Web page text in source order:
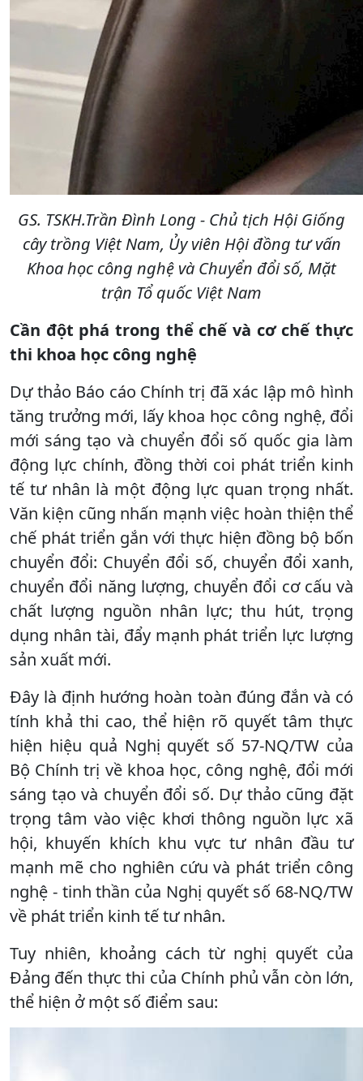
GS. TSKH.Trần Đình Long - Chủ tịch Hội Giống
cây trồng Việt Nam, Ủy viên Hội đồng tư vấn
Khoa học công nghệ và Chuyển đổi số, Mặt
trận Tổ quốc Việt Nam
Cần đột phá trong thể chế và cơ chế thực
thi khoa học công nghệ
Dự thảo Báo cáo Chính trị đã xác lập mô hình
tăng trưởng mới, lấy khoa học công nghệ, đổi
mới sáng tạo và chuyển đổi số quốc gia làm
động lực chính, đồng thời coi phát triển kinh
tế tư nhân là một động lực quan trọng nhất.
Văn kiện cũng nhấn mạnh việc hoàn thiện thể
chế phát triển gắn với thực hiện đồng bộ bốn
chuyển đổi: Chuyển đổi số, chuyển đổi xanh,
chuyển đổi năng lượng, chuyển đổi cơ cấu và
chất lượng nguồn nhân lực; thu hút, trọng
dụng nhân tài, đẩy mạnh phát triển lực lượng
sản xuất mới.
Đây là định hướng hoàn toàn đúng đắn và có
tính khả thi cao, thể hiện rõ quyết tâm thực
hiện hiệu quả Nghị quyết số 57-NQ/TW của
Bộ Chính trị về khoa học, công nghệ, đổi mới
sáng tạo và chuyển đổi số. Dự thảo cũng đặt
trọng tâm vào việc khơi thông nguồn lực xã
hội, khuyến khích khu vực tư nhân đầu tư
mạnh mẽ cho nghiên cứu và phát triển công
nghệ - tinh thần của Nghị quyết số 68-NQ/TW
về phát triển kinh tế tư nhân.
Tuy nhiên, khoảng cách từ nghị quyết của
Đảng đến thực thi của Chính phủ vẫn còn lớn,
thể hiện ở một số điểm sau: